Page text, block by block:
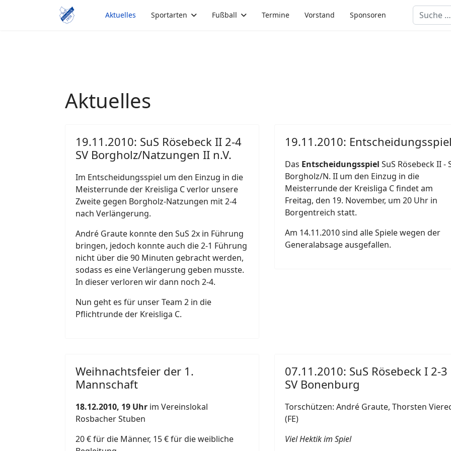
Aktuelles Sportarten Fußball Termine Vorstand Sponsoren Suchen
Aktuelles
19.11.2010: SuS Rösebeck II 2-4
SV Borgholz/Natzungen II n.V.
Im Entscheidungsspiel um den Einzug in die
Meisterrunde der Kreisliga C verlor unsere
Zweite gegen Borgholz-Natzungen mit 2-4
nach Verlängerung.
André Graute konnte den SuS 2x in Führung
bringen, jedoch konnte auch die 2-1 Führung
nicht über die 90 Minuten gebracht werden,
sodass es eine Verlängerung geben musste.
In dieser verloren wir dann noch 2-4.
Nun geht es für unser Team 2 in die
Pflichtrunde der Kreisliga C.
19.11.2010:
Das Entscheidungsspiel SuS Rösebeck II -
Borgholz/N. II um den Einzug in die
Meisterrunde der Kreisliga C findet am
Freitag, den 19. November, um 20 Uhr in
Borgentreich statt.
Am 14.11.2010 sind alle Spiele wegen der
Generalabsage ausgefallen.
Weihnachtsfeier der 1.
Mannschaft
18.12.2010, 19 Uhr im Vereinslokal
Rosbacher Stuben
20 € für die Männer, 15 € für die weibliche
07.11.2010: SuS Rösebeck I 2-3
SV Bonenburg
Torschützen: André Graute, Thorsten
(FE)
Viel Hektik im Spiel